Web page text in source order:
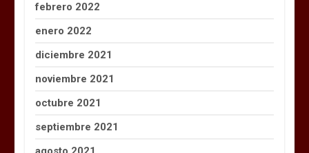
febrero 2022
enero 2022
diciembre 2021
noviembre 2021
octubre 2021
septiembre 2021